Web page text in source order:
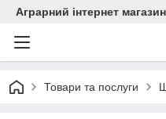
Аграрний інтернет магазин
Товари та послуги